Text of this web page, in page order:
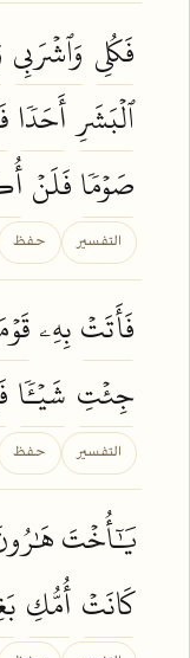
فَكُلِي وَٱشۡرَبِي
ٱلۡبَشَرِ أَحَدٗا
صَوۡمٗافَلَنۡ
التفسير حفظ
فَأَتَتۡبِهِۦ
جِئۡتِ شَيۡـٔٗا
التفسير حفظ
يَٰٓأُخۡتَ
كَانَتۡ أُمُّكِ